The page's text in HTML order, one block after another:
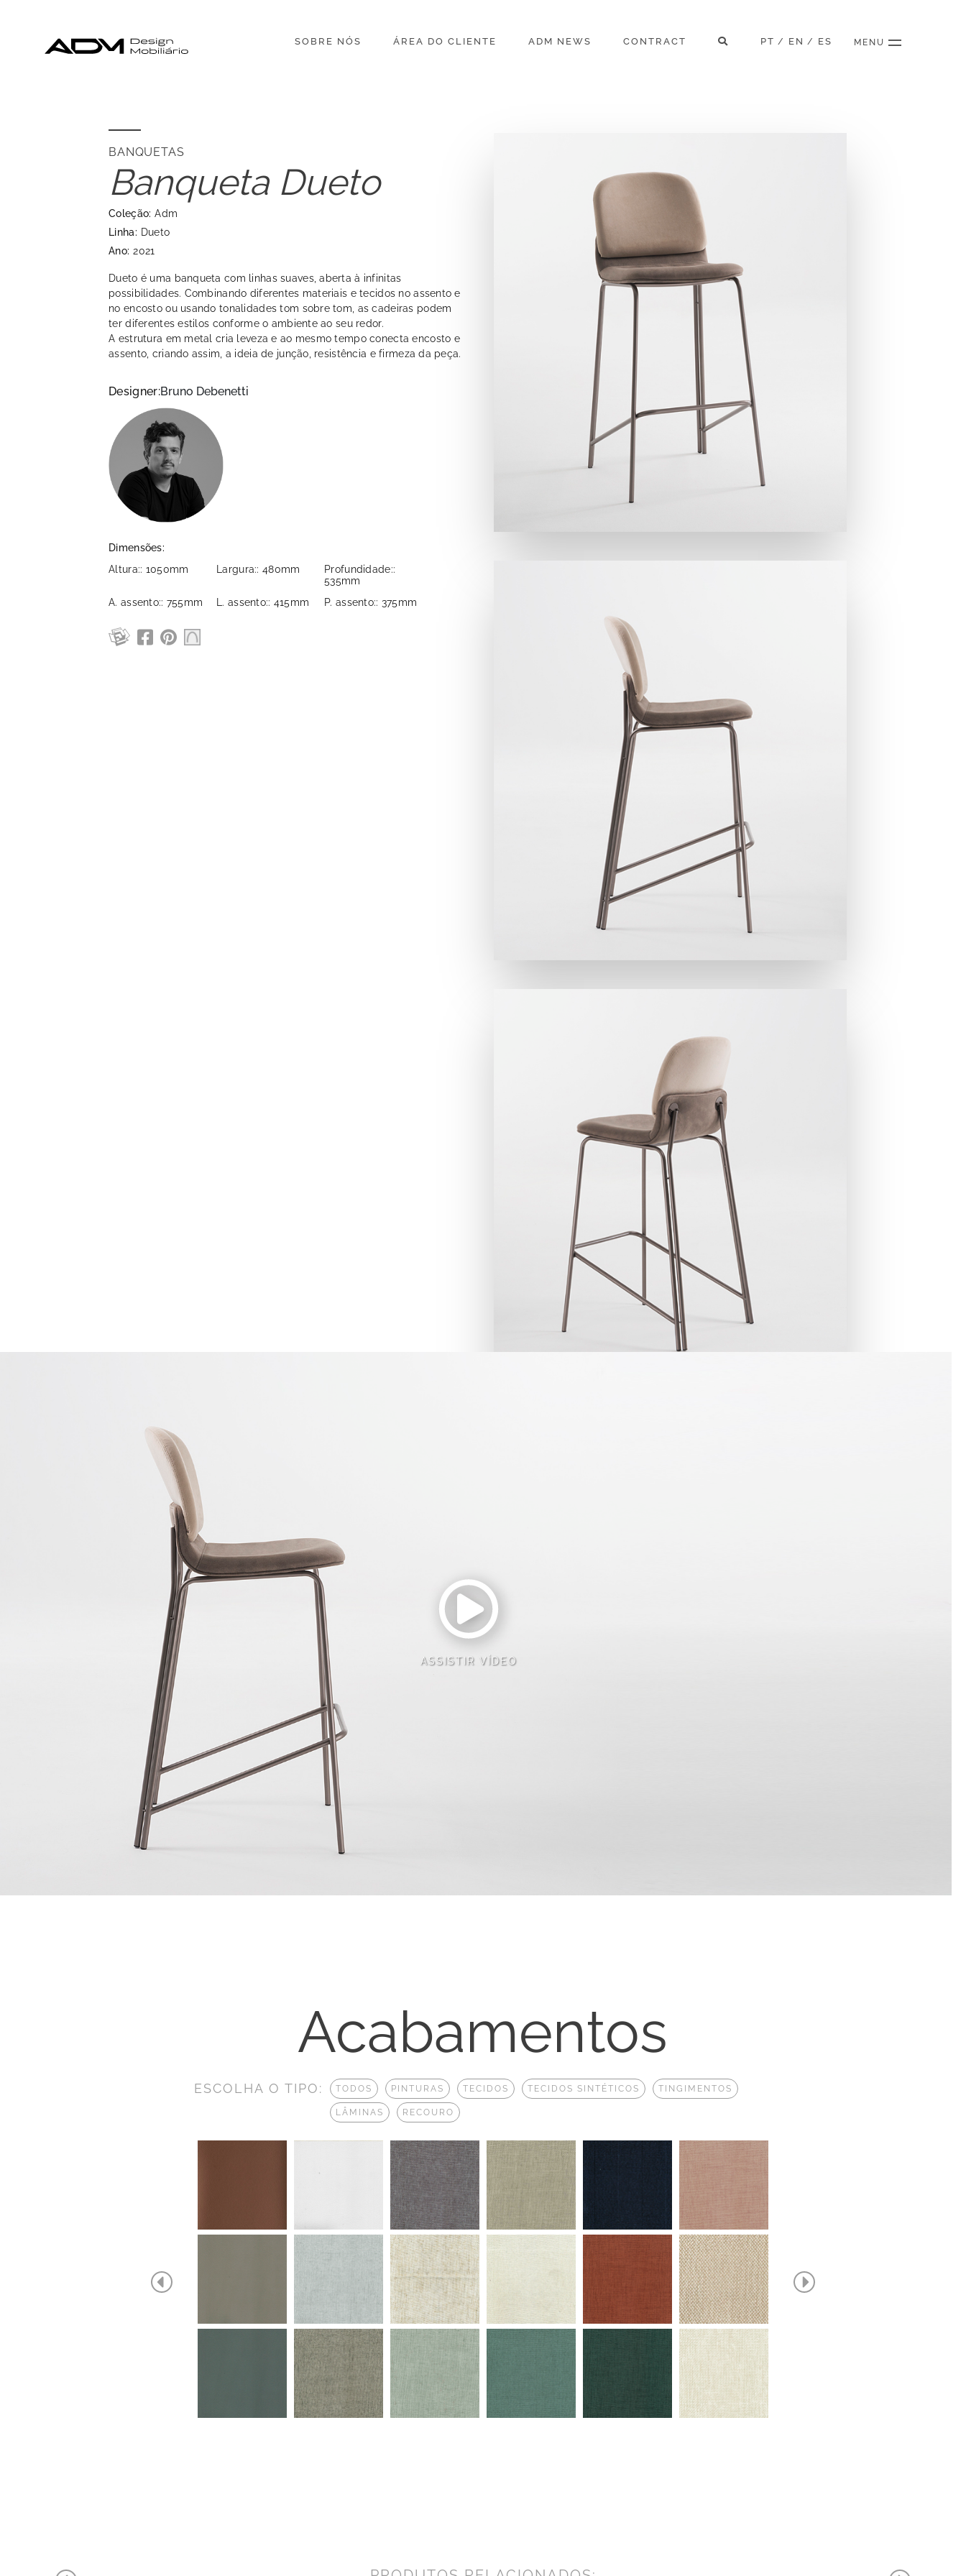
SOBRE NÓS ÁREA DO CLIENTE ADM NEWS CONTRACT PT / EN / ES MENU
BANQUETAS
Banqueta Dueto
Coleção: Adm
Linha: Dueto
Ano: 2021
Dueto é uma banqueta com linhas suaves, aberta à infinitas
possibilidades. Combinando diferentes materiais e tecidos no assento e
no encosto ou usando tonalidades tom sobre tom, as cadeiras podem
ter diferentes estilos conforme o ambiente ao seu redor.
A estrutura em metal cria leveza e ao mesmo tempo conecta encosto e
assento, criando assim, a ideia de junção, resistência e firmeza da peça.
Designer:Bruno Debenetti
Dimensões:
Altura:: 1050mm
Largura:: 480mm
Profundidade::
535mm
A. assento:: 755mm
L. assento:: 415mm P. assento:: 375mm
ASSISTIR VÍDEO
Acabamentos
ESCOLHA O TIPO: TODOS PINTURAS TECIDOS TECIDOS SINTÉTICOS TINGIMENTOS
LÂMINAS RECOURO